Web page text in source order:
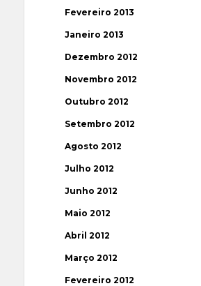
Fevereiro 2013
Janeiro 2013
Dezembro 2012
Novembro 2012
Outubro 2012
Setembro 2012
Agosto 2012
Julho 2012
Junho 2012
Maio 2012
Abril 2012
Março 2012
Fevereiro 2012